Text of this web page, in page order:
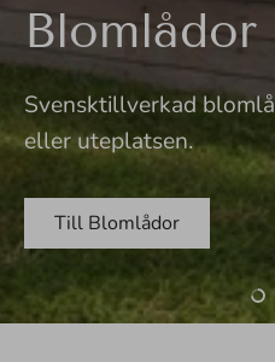
Svensktillverkad
eller uteplatsen.
Till Blomlådor